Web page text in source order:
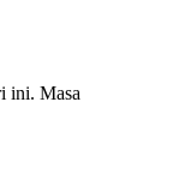
ini. Masa